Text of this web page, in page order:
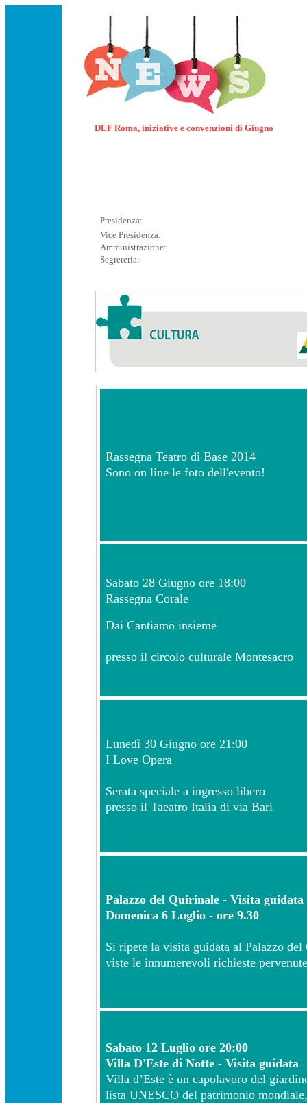
DLF Roma, iniziative e convenzioni di Giugno
Presidenza:
Vice Presidenza:
Amministrazione:
Segreteria:
Rassegna Teatro di Base 2014
Sono on line le foto dell'evento!
Sabato 28 Giugno ore 18:00
Rassegna Corale
Dai Cantiamo insieme
presso il circolo culturale Montesacro
Lunedì 30 Giugno ore 21:00
I Love Opera
Serata speciale a ingresso libero
presso il Taeatro Italia di via Bari
Palazzo del Quirinale - Visita guidata
Domenica 6 Luglio - ore 9.30
Si ripete la visita guidata al Palazzo del
viste le innumerevoli richieste
Sabato 12 Luglio ore 20:00
Villa D'Este di Notte - Visita guidata
Villa d’Este è un capolavoro del
lista UNESCO del patrimonio